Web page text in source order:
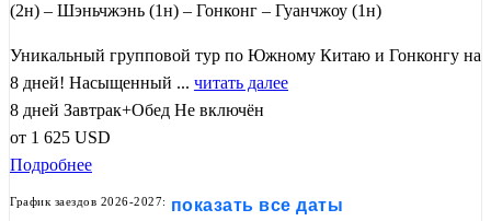
(2н) – Шэньчжэнь (1н) – Гонконг – Гуанчжоу (1н)
Уникальный групповой тур по Южному Китаю и Гонконгу на
8 дней! Насыщенный ... читать далее
8 дней Завтрак+Обед Не включён
от 1 625 USD
Подробнее
График заездов 2026-2027: показать все даты